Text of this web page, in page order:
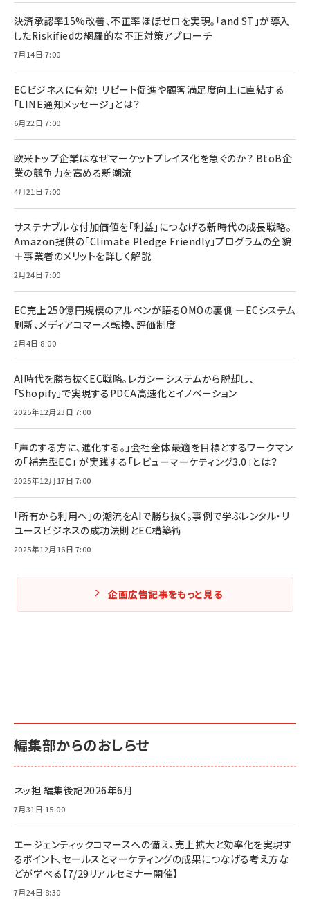
決済承認率15%改善、不正率ほぼゼロを実現。「and ST」が導入
したRiskifiedの網羅的な不正対策アプローチ
7月14日 7:00
ECビジネスに有効！ リピート促進や顧客満足度向上に直結する
「LINE通知メッセージ」とは？
6月22日 7:00
欧米トップ企業はなぜマーケットプレイス化を急ぐのか？ BtoB企
業の競争力を高める新潮流
4月21日 7:00
サステナブルな付加価値を「利益」につなげる新時代の成長戦略。
Amazon提供の「Climate Pledge Friendly」プログラムの全貌
＋事業者のメリットを詳しく解説
2月24日 7:00
EC売上250億円規模のアルペンが語るOMOの裏側 ―ECシステム
刷新、メディアコマース転換、評価制度
2月4日 8:00
AI時代を勝ち抜くEC戦略。レガシーシステムから脱却し、
「Shopify」で実現するPDCA高速化とイノベーション
2025年12月23日 7:00
「声のする方に、進化する。」会社全体最適を目標とするワークマン
の「補完型EC」 が実践する「レビューマーケティング3.0」とは？
2025年12月17日 7:00
「所有から利用へ」の潮流をAIで勝ち抜く。事例で学ぶレンタル・リ
ユースビジネスの成功法則とEC構築術
2025年12月16日 7:00
企画広告記事をもっと見る
編集部からのおしらせ
ネッ担 編集後記2026年6月
7月31日 15:00
エージェンティックコマースへの備え、売上拡大と効率化を実現す
るポイント、セールスとマーケティングの成果につなげる考え方な
どが学べる【7/29リアルセミナー開催】
7月24日 8:30